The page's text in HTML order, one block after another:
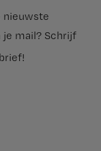
nieuwste
je mail? Schrijf
!